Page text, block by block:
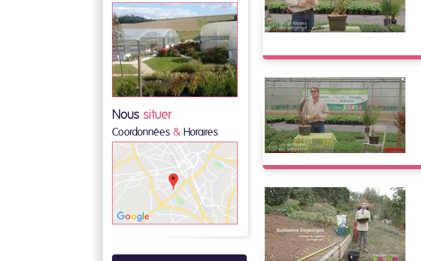
Nous situer
Coordonnées & Horaires